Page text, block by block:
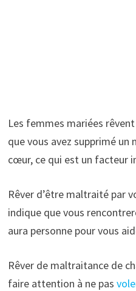
Les femmes mariées
que vous avez supprimé
cœur, ce qui est un facteur
Rêver d’être maltraité par
indique que vous
aura personne pour vous
Rêver de maltraitance de
faire attention à ne pas